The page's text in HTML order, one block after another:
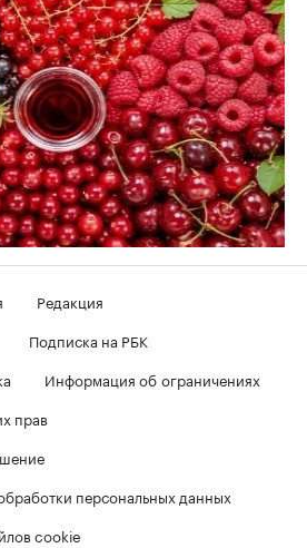
Редакция
Подписка на РБК
Информация об ограничениях
прав
персональных данных
cookie